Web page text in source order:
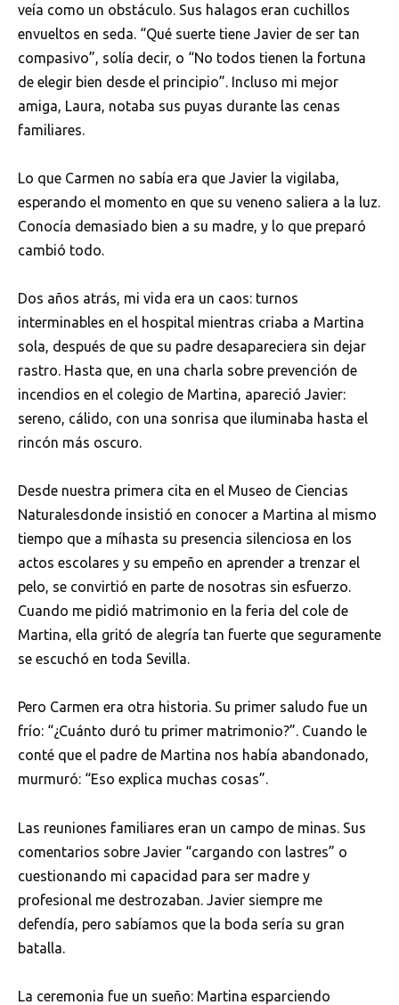
veía como un obstáculo. Sus halagos eran cuchillos
envueltos en seda. “Qué suerte tiene Javier de ser tan
compasivo”, solía decir, o “No todos tienen la fortuna
de elegir bien desde el principio”. Incluso mi mejor
amiga, Laura, notaba sus puyas durante las cenas
familiares.
Lo que Carmen no sabía era que Javier la vigilaba,
esperando el momento en que su veneno saliera a la luz.
Conocía demasiado bien a su madre, y lo que preparó
cambió todo.
Dos años atrás, mi vida era un caos: turnos
interminables en el hospital mientras criaba a Martina
sola, después de que su padre desapareciera sin dejar
rastro. Hasta que, en una charla sobre prevención de
incendios en el colegio de Martina, apareció Javier:
sereno, cálido, con una sonrisa que iluminaba hasta el
rincón más oscuro.
Desde nuestra primera cita en el Museo de Ciencias
Naturalesdonde insistió en conocer a Martina al mismo
tiempo que a míhasta su presencia silenciosa en los
actos escolares y su empeño en aprender a trenzar el
pelo, se convirtió en parte de nosotras sin esfuerzo.
Cuando me pidió matrimonio en la feria del cole de
Martina, ella gritó de alegría tan fuerte que seguramente
se escuchó en toda Sevilla.
Pero Carmen era otra historia. Su primer saludo fue un
frío: “¿Cuánto duró tu primer matrimonio?”. Cuando le
conté que el padre de Martina nos había abandonado,
murmuró: “Eso explica muchas cosas”.
Las reuniones familiares eran un campo de minas. Sus
comentarios sobre Javier “cargando con lastres” o
cuestionando mi capacidad para ser madre y
profesional me destrozaban. Javier siempre me
defendía, pero sabíamos que la boda sería su gran
batalla.
La ceremonia fue un sueño: Martina esparciendo